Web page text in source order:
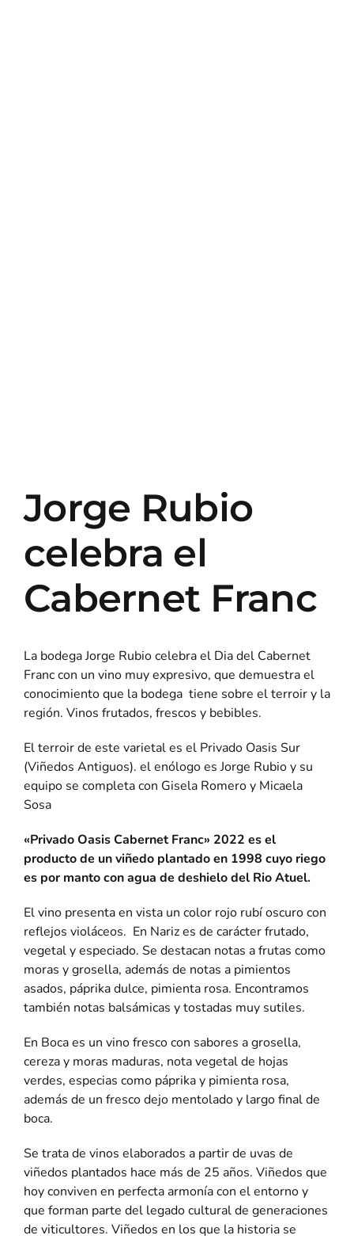
Jorge Rubio
celebra el
Cabernet Franc
La bodega Jorge Rubio celebra el Dia del Cabernet
Franccon un vino muy expresivo, que demuestra el
conocimiento que la bodega tiene sobre el terroir y la
región. Vinos frutados, frescos y bebibles.
El terroir de este varietal es el Privado Oasis Sur
(Viñedos Antiguos). el enólogo es Jorge Rubio y su
equipo se completa con Gisela Romero y Micaela
Sosa
«Privado Oasis Cabernet Franc» 2022 es el
producto de un viñedo plantado en 1998 cuyo riego
es por manto con agua de deshielo del Rio Atuel.
El vino presenta en vista un color rojo rubí oscuro con
reflejos violáceos. En Nariz es de carácter frutado,
vegetal y especiado. Se destacan notas a frutas como
moras y grosella, además de notas a pimientos
asados, páprika dulce, pimienta rosa. Encontramos
también notas balsámicas y tostadas muy sutiles.
En Boca es un vino fresco con sabores a grosella,
cereza y moras maduras, nota vegetal de hojas
verdes, especias como páprika y pimienta rosa,
además de un fresco dejo mentolado y largo final de
boca.
Se trata de vinos elaborados a partir de uvas de
viñedos plantados hace más de 25 años. Viñedos que
hoy conviven en perfecta armonía con el entorno y
que forman parte del legado cultural de generaciones
de viticultores. Viñedos en los que la historia se